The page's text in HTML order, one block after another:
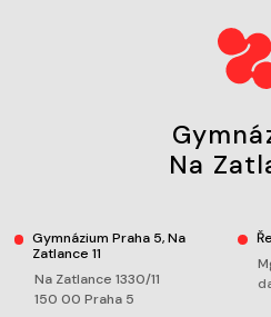
Na
Gymnázium Praha 5, Na
Zatlance 11
Na Zatlance 1330/11
150 00 Praha 5